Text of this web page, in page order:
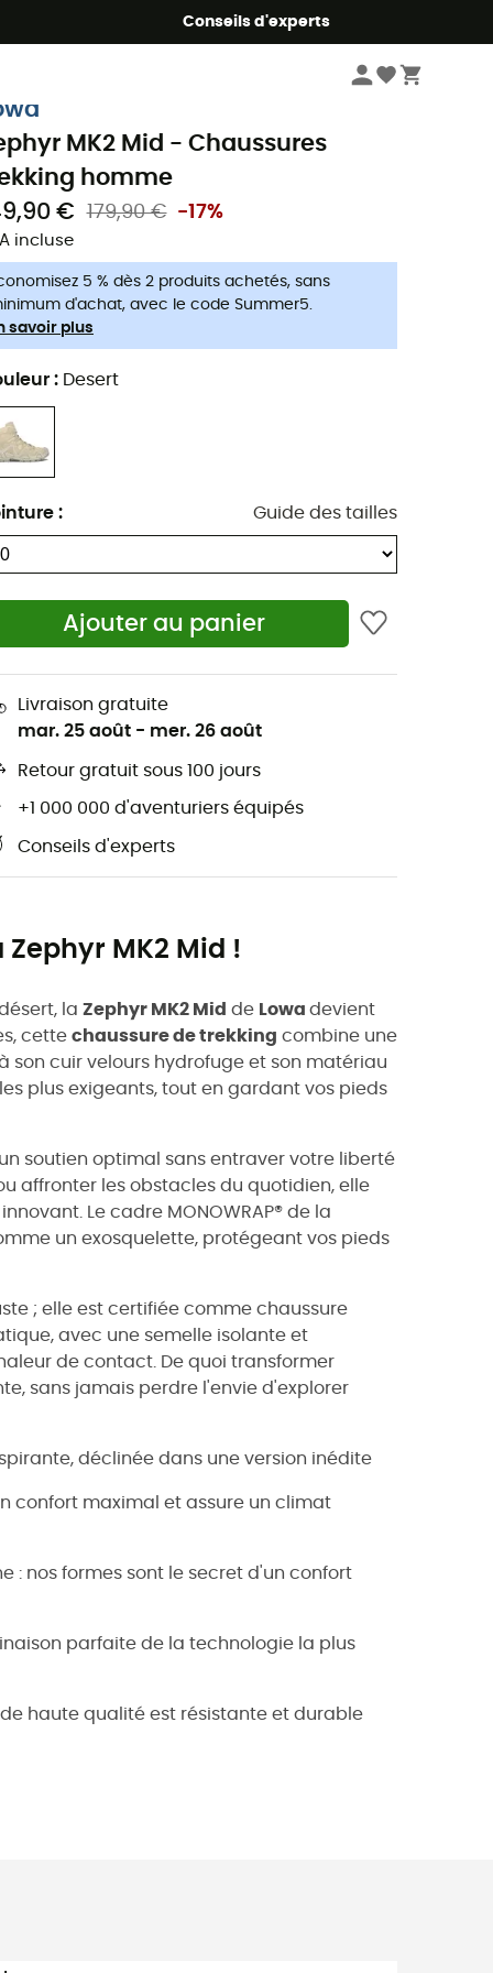
Conseils d'experts
Chaussures trekking homme
MK2 Mid - Chaussures
homme
€
179,90 € -17%
incluse
5 % dès 2 produits achetés, sans
d'achat, avec le code Summer5.
savoir plus
: Desert
: Guide des tailles
Ajouter au panier
Livraison gratuite
mar. 25 août - mer. 26 août
Retour gratuit sous 100 jours
+1 000 000 d'aventuriers équipés
Conseils d'experts
MK2 Mid !
la Zephyr MK2 Mid de Lowa devient
cette chaussure de trekking combine une
son cuir velours hydrofuge et son matériau
plus exigeants, tout en gardant vos pieds
soutien optimal sans entraver votre liberté
affronter les obstacles du quotidien, elle
Le cadre MONOWRAP® de la
un exosquelette, protégeant vos pieds
; elle est certifiée comme chaussure
avec une semelle isolante et
de contact. De quoi transformer
sans jamais perdre l'envie d'explorer
déclinée dans une version inédite
confort maximal et assure un climat
: nos formes sont le secret d'un confort
parfaite de la technologie la plus
haute qualité est résistante et durable